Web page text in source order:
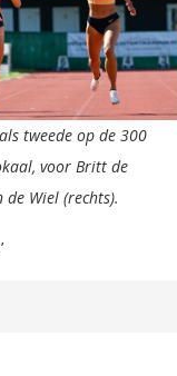
tweede op de 300
voor Britt de
de Wiel (rechts).